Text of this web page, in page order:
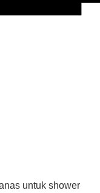
untuk shower